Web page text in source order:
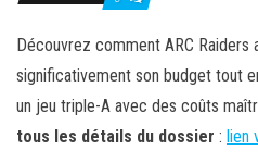
Découvrez comment ARC Raiders
significativement son budget tout
un jeu triple-A avec des coûts
tous les détails du dossier : lien